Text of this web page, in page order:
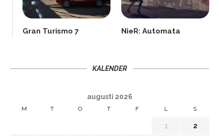
Gran Turismo 7 NieR: Automata
KALENDER
augusti 2026
M T O T F L S
1
2